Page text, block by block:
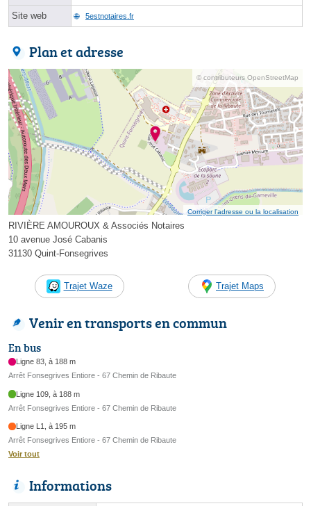
Site web 5estnotaires.fr
Plan et adresse
© contributeurs OpenStreetMap
Corriger l’adresse ou la localisation
RIVIÈRE AMOUROUX & Associés Notaires
10 avenue José Cabanis
31130 Quint-Fonsegrives
Trajet Waze Trajet Maps
Venir en transports en commun
En bus
Ligne 83, à 188 m
Arrêt Fonsegrives Entiore - 67 Chemin de Ribaute
Ligne 109, à 188 m
Arrêt Fonsegrives Entiore - 67 Chemin de Ribaute
Ligne L1, à 195 m
Arrêt Fonsegrives Entiore - 67 Chemin de Ribaute
Voir tout
Informations